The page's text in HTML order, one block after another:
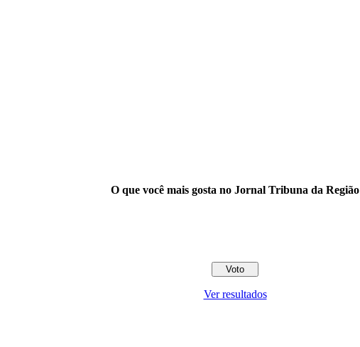
O que você mais gosta no Jornal Tribuna da Região
Ver resultados